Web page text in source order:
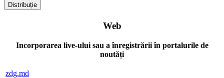
Distribuție
Web
Incorporarea live-ului sau a înregistrării în portalurile de
noutăți
zdg.md